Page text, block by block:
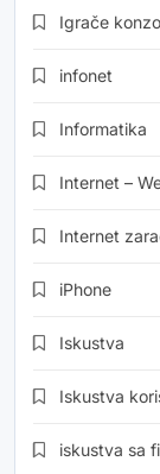
Igrače
infonet
Informatika
Internet –
Internet
iPhone
Iskustva
Iskustva
iskustva sa